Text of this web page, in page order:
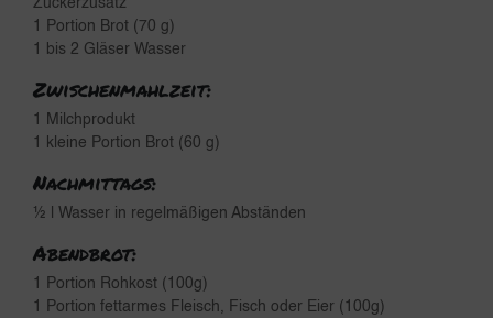
Zuckerzusatz
1 Portion Brot (70 g)
1 bis 2 Gläser Wasser
Zwischenmahlzeit:
1 Milchprodukt
1 kleine Portion Brot (60 g)
Nachmittags:
½ l Wasser in regelmäßigen Abständen
Abendbrot:
1 Portion Rohkost (100g)
1 Portion fettarmes Fleisch, Fisch oder Eier (100g)